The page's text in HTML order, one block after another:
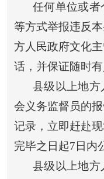
任何单位或
等方式举报违反
方人民政府文化
话，并保证随时有
县级以上地方
会义务监督员的
记录，立即赶赴
完毕之日起7日内
县级以上地方